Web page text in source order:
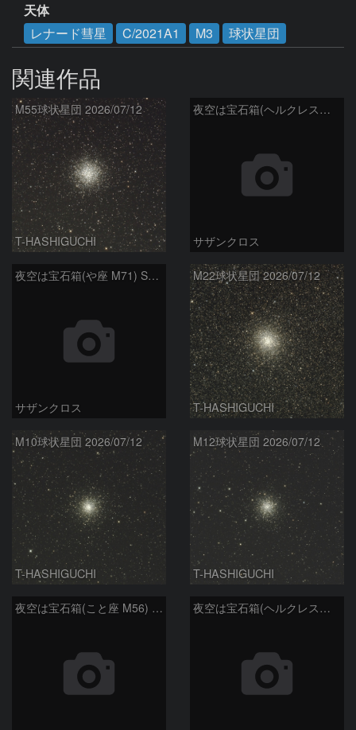
天体
レナード彗星
C/2021A1 M3 球状星団
関連作品
M55球状星団 2026/07/12
T-HASHIGUCHI
夜空は宝石箱(ヘルクレス座 M92) Seestar50
サザンクロス
夜空は宝石箱(や座 M71) Seestar50
サザンクロス
M22球状星団 2026/07/12
T-HASHIGUCHI
M10球状星団 2026/07/12
T-HASHIGUCHI
M12球状星団 2026/07/12
T-HASHIGUCHI
夜空は宝石箱(こと座 M56) Seestar50 夜空は宝石箱(ヘルクレス座 M13) Seestar50